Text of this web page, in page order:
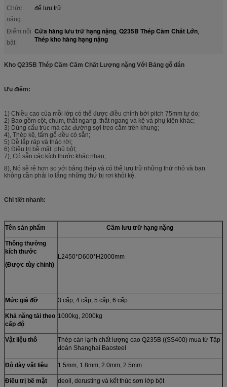
Chức
năng:
để lưu trữ
Điểm nổi
bật:
Cửa hàng lưu trữ hạng nặng, Q235B Thép Cầm Chất Lớn,
Thép kho hàng hạng nặng
Kho Q235B Thép Cầm Cầm Chất Lượng nặng Với Bảng gỗ dán
Ưu điểm:
1) Chiều cao của mỗi lớp có thể được điều chỉnh bởi pitch 75mm tự do;
2) Bao gồm cột, chùm, thắt ngang, thắt ngang và kệ và phụ kiện khác;
3) Dùng cấu trúc mà các đường sợi treo cắm trên khung;
4), Thép kệ, tấm gỗ đều có sẵn;
5) Dễ lắp ráp và tháo rời;
6) Điều trị bề mặt: phủ bột;
7), Có sẵn các kích thước khác nhau;
8), Nó sẽ rẻ hơn so với bảng thép và có thể lưu trữ những thứ nhỏ và bạn
không cần phải lo lắng những thứ bị rơi khỏi kệ.
Chi tiết nhanh:
Tên sản phẩm Cầm lưu trữ hạng nặng
Thông thường
kích thước
(Được tùy chỉnh)
L2450*D600*H2000mm
Mức giá đỡ 3 cấp, 4 cấp, 5 cấp, 6 cấp
Khả năng tải theo
cấp độ
1000kg, 2000kg
Vật liệu thô
Thép cán lạnh chất lượng cao Q235B ((SS400) mua từ Tập
đoàn Shanghai Baosteel
Độ dày vật liệu 1.5mm, 1.8mm, 2.0mm, 2.5mm
Điều trị bề mặt deoil, derusting và kết thúc sơn lớp bột